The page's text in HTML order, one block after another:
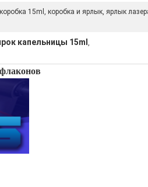
коробка 15ml, коробка и ярлык, ярлык
капельницы 15ml ,